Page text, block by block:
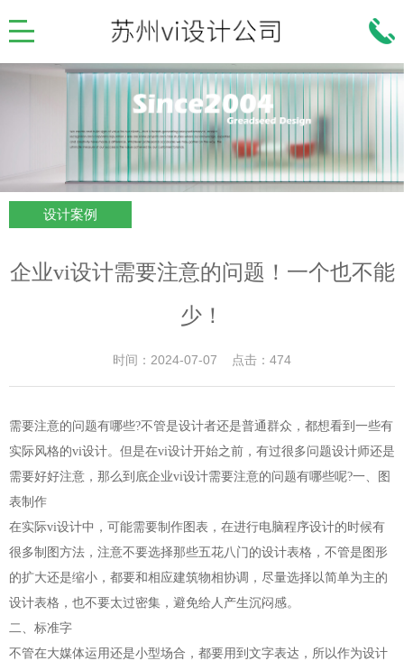
设计案例
企业vi设计需要注意的问题！一个也不能
少！
时间：2024-07-07 点击：474
需要注意的问题有哪些?不管是设计者还是普通群众，都想看到一些有
实际风格的vi设计。但是在vi设计开始之前，有过很多问题设计师还是
需要好好注意，那么到底企业vi设计需要注意的问题有哪些呢?一、图
表制作
在实际vi设计中，可能需要制作图表，在进行电脑程序设计的时候有
很多制图方法，注意不要选择那些五花八门的设计表格，不管是图形
的扩大还是缩小，都要和相应建筑物相协调，尽量选择以简单为主的
设计表格，也不要太过密集，避免给人产生沉闷感。
二、标准字
不管在大媒体运用还是小型场合，都要用到文字表达，所以作为设计